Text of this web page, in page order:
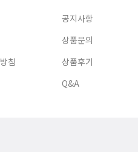
침
공지사항
상품문의
상품후기
Q&A